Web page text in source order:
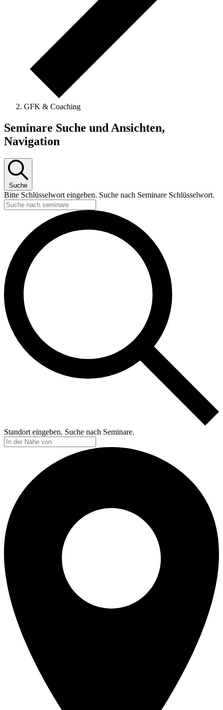
GFK & Coaching
Seminare
Seminare Suche und Ansichten,
Navigation
Suche
Bitte Schlüsselwort eingeben. Suche nach Seminare Schlüsselwort.
Standort eingeben. Suche nach Seminare.